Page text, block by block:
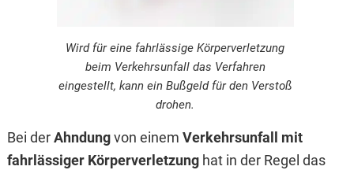
Wird für eine fahrlässige Körperverletzung
beim Verkehrsunfall das Verfahren
eingestellt, kann ein Bußgeld für den Verstoß
drohen.
Bei derAhndungvon einem Verkehrsunfall mit
fahrlässiger Körperverletzunghat in der Regel das